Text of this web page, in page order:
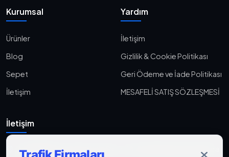
Kurumsal
Ürünler
Blog
Sepet
İletişim
Yardım
İletişim
Gizlilik & Cookie Politikası
Geri Ödeme ve İade Politikası
MESAFELİ SATIŞ SÖZLEŞMESİ
İletişim
Aşağı Eğlence, Fener Yolu Sk. 2-18, 06010 Keçiören/Ankara